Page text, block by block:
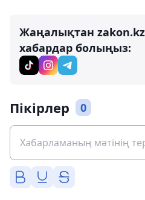
Жаңалықтан
хабардар болыңыз:
Пікірлер 0